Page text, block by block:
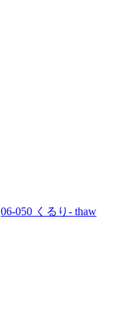
06-050 くるり- thaw